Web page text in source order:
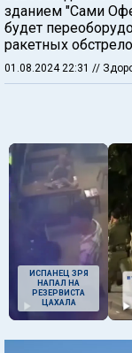
зданием "Сами
будет
ракетных
01.08.2024 22:31 //
ИСПАНЕЦ ЗРЯ
НАПАЛ НА
РЕЗЕРВИСТА
ЦАХАЛА